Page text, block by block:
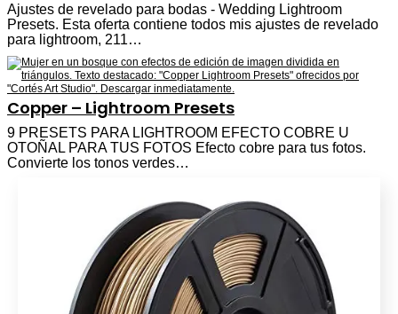
Ajustes de revelado para bodas - Wedding Lightroom
Presets. Esta oferta contiene todos mis ajustes de revelado
para lightroom, 211…
Copper – Lightroom Presets
9 PRESETS PARA LIGHTROOM EFECTO COBRE U
OTOÑAL PARA TUS FOTOS Efecto cobre para tus fotos.
Convierte los tonos verdes…